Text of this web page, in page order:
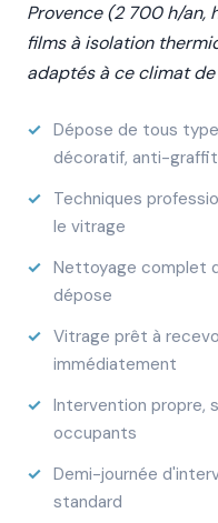
Provence (2 700 h/an,
films à isolation
adaptés à ce climat
Dépose de tous
décoratif, anti-
Techniques
le vitrage
Nettoyage complet
dépose
Vitrage prêt à
immédiatement
Intervention propre,
occupants
Demi-journée
standard